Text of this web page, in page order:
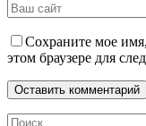
Сохраните мое
этом браузере для